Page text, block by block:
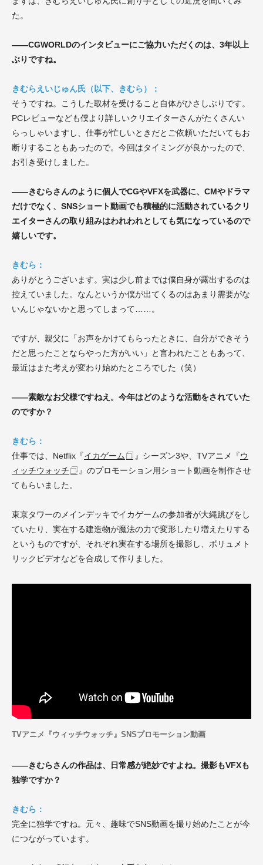
た。
——CGWORLDのインタビューにご協力いただくのは、3年以上
ぶりですね。
きむらえいじゅん氏（以下、きむら）：
そうですね。こうした取材を受けること自体がひさしぶりです。
PCレビューなども僕より詳しいクリエイターさんがたくさんい
らっしゃいますし、仕事が忙しいときだとご依頼いただいてもお
断りすることもあったので。今回はタイミングが良かったので、
お引き受けしました。
——きむらさんのように個人でCGやVFXを武器に、CMやドラマ
だけでなく、SNSショート動画でも積極的に活動されているクリ
エイターさんの取り組みはわれわれとしても気になっているので
嬉しいです。
きむら：
ありがとうございます。実は少し前までは僕自身が露出するのは
控えていました。なんというか僕が出てくるのはあまり需要がな
いんじゃないかと思ってしまって……。
ですが、親父に「お声をかけてもらったときに、自分ができそう
だと思ったことならやった方がいい」と言われたこともあって、
最近はまた考えが変わり始めたところでした（笑）
——素敵なお父様ですねえ。今年はどのような活動をされていた
のですか？
きむら：
仕事では、Netflix『イカゲーム 』シーズン3や、 TVアニメ『ウ
ィッチウォッチ
』のプロモーション用ショート動画を制作させ
てもらいました。
東京タワーのメインデッキでイカゲームの参加者が大縄跳びをし
ていたり、実在する建造物が魔法の力で変形したり増えたりする
というものですが、それぞれ実在する場所を撮影し、 ボリュメト
リックビデオなどを合成して作りました。
TVアニメ『ウィッチウォッチ』SNSプロモーション動画
——きむらさんの作品は、日常感が絶妙ですよね。撮影もVFXも
独学ですか？
きむら：
完全に独学ですね。元々、趣味でSNS動画を撮り始めたことが今
につながっています。